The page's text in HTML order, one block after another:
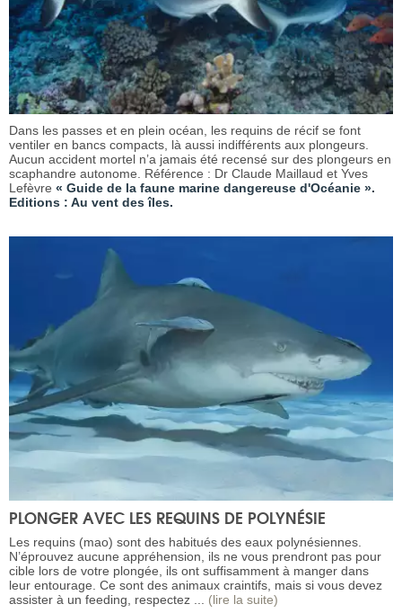
Dans les passes et en plein océan, les requins de récif se font
ventiler en bancs compacts, là aussi indifférents aux plongeurs.
Aucun accident mortel n’a jamais été recensé sur des plongeurs en
scaphandre autonome. Référence : Dr Claude Maillaud et Yves
Lefèvre « Guide de la faune marine dangereuse d'Océanie ».
Editions : Au vent des îles.
PLONGER AVEC LES REQUINS DE POLYNÉSIE
Les requins (mao) sont des habitués des eaux polynésiennes.
N’éprouvez aucune appréhension, ils ne vous prendront pas pour
cible lors de votre plongée, ils ont suffisamment à manger dans
leur entourage. Ce sont des animaux craintifs, mais si vous devez
assister à un feeding, respectez ... (lire la suite)